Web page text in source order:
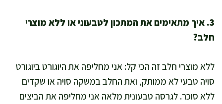
3. איך מתאימים את המתכון לטבעוני או ללא מוצרי
חלב?
ללא מוצרי חלב זה הכי קל: אני מחליפה את היוגורט ביוגורט
סויה טבעי לא ממותק, ואת החלב במשקה סויה או שקדים
ללא סוכר. לגרסה טבעונית מלאה אני מחליפה את הביצים